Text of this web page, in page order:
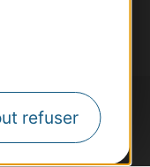
refuser